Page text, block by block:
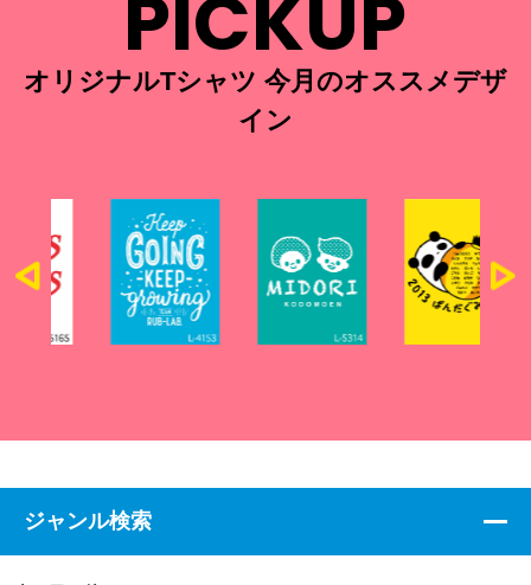
PICKUP
オリジナルTシャツ 今月のオススメデザ
イン
ジャンル検索